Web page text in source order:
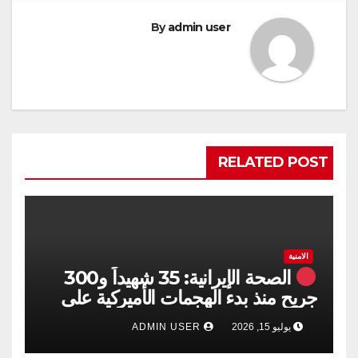
Byadmin user
RELATED POST
الامنية
الصحة الإيرانية: 35 شهيداً و300
جريح منذ بدء الهجمات الأميركية على
جنوبي البلاد
يوليو 15, 2026